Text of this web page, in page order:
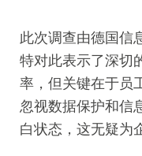
此次调查由德国信
特对此表示了深切
率，但关键在于员
忽视数据保护和信
白状态，这无疑为